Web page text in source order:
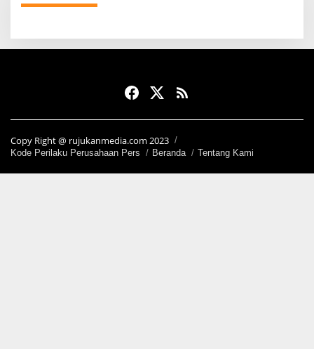
Copy Right @ rujukanmedia.com 2023
Kode Perilaku Perusahaan Pers Beranda Tentang Kami